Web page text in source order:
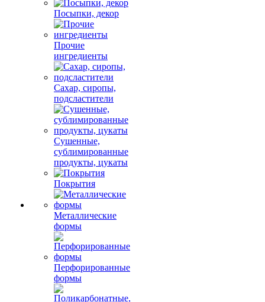
Посыпки, декор
Прочие
ингредиенты
Сахар, сиропы,
подсластители
Сушенные,
сублимированные
продукты, цукаты
Покрытия
Металлические
формы
Перфорированные
формы